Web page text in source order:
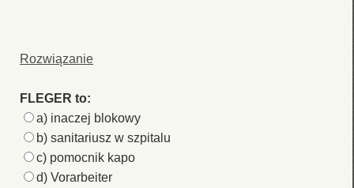
Rozwiązanie
FLEGER to:
a) inaczej blokowy
b) sanitariusz w szpitalu
c) pomocnik kapo
d) Vorarbeiter